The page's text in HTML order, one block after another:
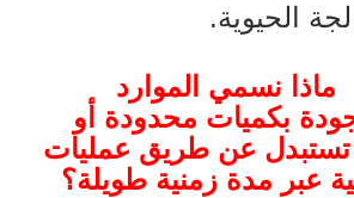
الحيوية.
ماذا نسمي الموارد
بكميات محدودة أو
تستبدل عن طريق عمليات
عبر مدة زمنية طويلة؟